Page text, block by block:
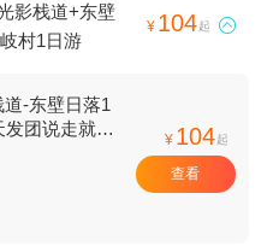
影栈道+东壁
村1日游
¥ 104起 
-东壁日落1
发团说走就
¥ 104起
查看